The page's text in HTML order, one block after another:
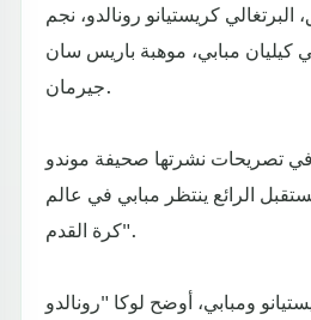
البرتغالي كريستيانو رونالدو، نجم
كيليان مبابي، موهبة باريس سان
جيرمان.
تصريحات نشرتها صحيفة موندو
الرائع ينتظر مبابي في عالم
كرة القدم".
ومبابي، أوضح لوكا "رونالدو